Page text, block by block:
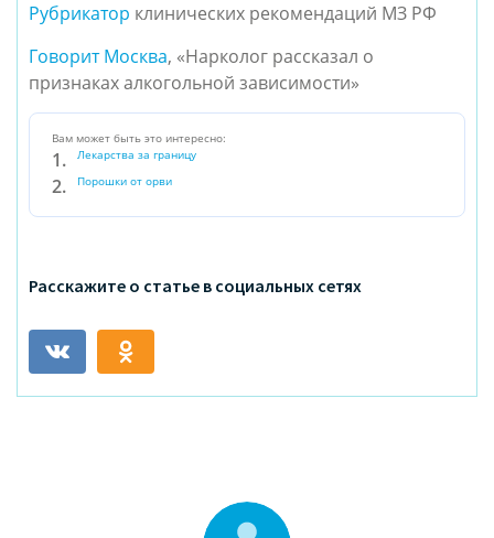
Рубрикатор клинических рекомендаций МЗ РФ
Говорит Москва, «Нарколог рассказал о
признаках алкогольной зависимости»
Вам может быть это интересно:
Лекарства за границу
Порошки от орви
Расскажите о статье в социальных сетях